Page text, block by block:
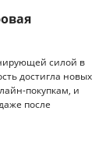
силой в
достигла новых
покупкам, и
после